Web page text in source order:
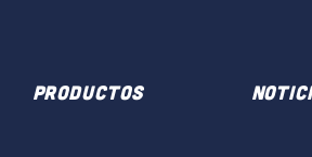
PRODUCTOS